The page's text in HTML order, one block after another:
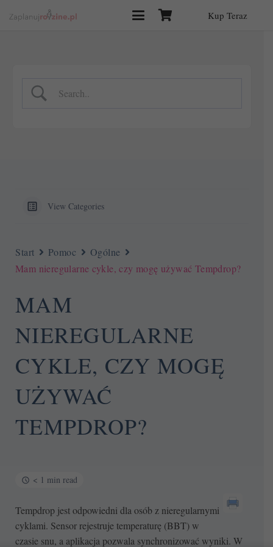
Kup Teraz
View Categories
Start Pomoc
Ogólne
Mam nieregularne cykle, czy mogę używać Tempdrop?
MAM
NIEREGULARNE
CYKLE, CZY MOGĘ
UŻYWAĆ
TEMPDROP?
< 1 min read
Tempdrop jest odpowiedni dla osób z nieregularnymi
cyklami. Sensor rejestruje temperaturę (BBT) w
czasie snu, a aplikacja pozwala synchronizować wyniki. W